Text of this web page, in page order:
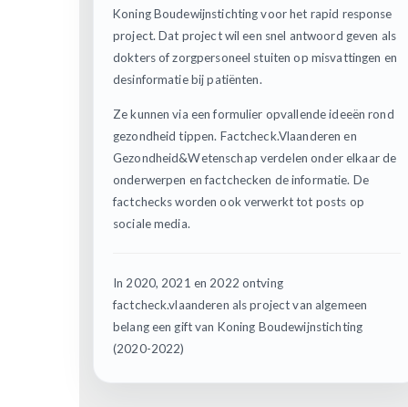
Koning Boudewijnstichting voor het rapid response
project. Dat project wil een snel antwoord geven als
dokters of zorgpersoneel stuiten op misvattingen en
desinformatie bij patiënten.
Ze kunnen via een formulier opvallende ideeën rond
gezondheid tippen. Factcheck.Vlaanderen en
Gezondheid&Wetenschap verdelen onder elkaar de
onderwerpen en factchecken de informatie. De
factchecks worden ook verwerkt tot posts op
sociale media.
In 2020, 2021 en 2022 ontving
factcheck.vlaanderen als project van algemeen
belang een gift van Koning Boudewijnstichting
(2020-2022)